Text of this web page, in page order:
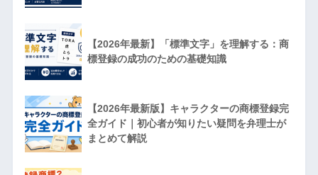
【2026年最新】「標準文字」を理解する：商
標登録の成功のための基礎知識
【2026年最新版】キャラクターの商標登録完
全ガイド｜初心者が知りたい疑問を弁理士が
まとめて解説